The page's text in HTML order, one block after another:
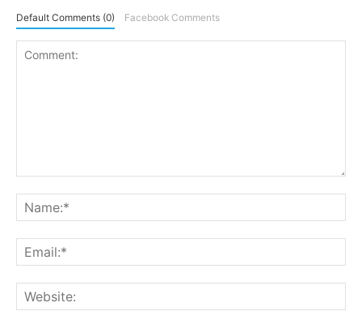
Default Comments (0) Facebook Comments